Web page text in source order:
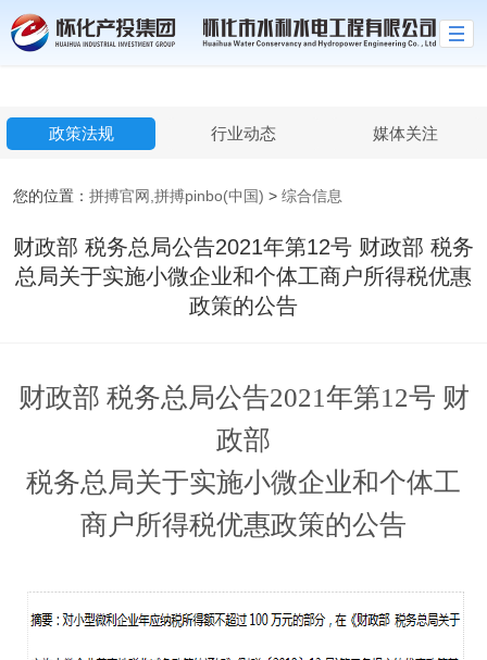
拼搏官网,拼搏pinbo(中国)
政策法规 行业动态 媒体关注
您的位置： 拼搏官网,拼搏pinbo(中国) > 综合信息
财政部 税务总局公告2021年第12号 财政部 税务
总局关于实施小微企业和个体工商户所得税优惠
政策的公告
财政部 税务总局公告2021年第12号 财
政部
税务总局关于实施小微企业和个体工
商户所得税优惠政策的公告